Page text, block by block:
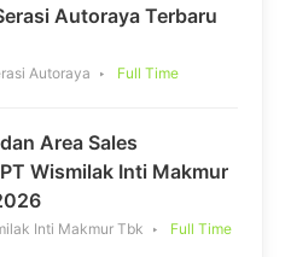
Autoraya Terbaru
Autoraya Full Time
Area Sales
Wismilak Inti Makmur
Inti Makmur Tbk Full Time